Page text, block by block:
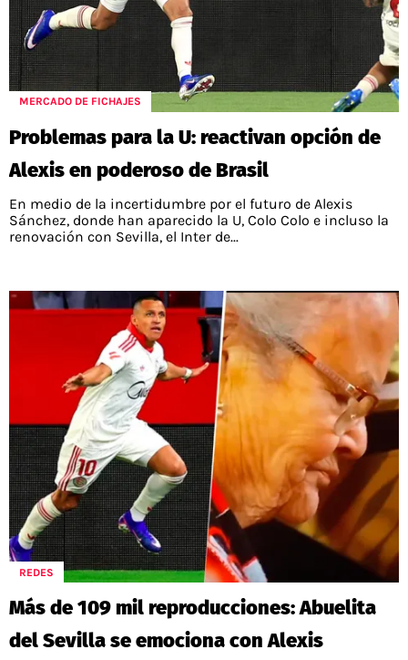
MERCADO DE FICHAJES
Problemas para la U: reactivan opción de
Alexis en poderoso de Brasil
En medio de la incertidumbre por el futuro de Alexis
Sánchez, donde han aparecido la U, Colo Colo e incluso la
renovación con Sevilla, el Inter de...
REDES
Más de 109 mil reproducciones: Abuelita
del Sevilla se emociona con Alexis